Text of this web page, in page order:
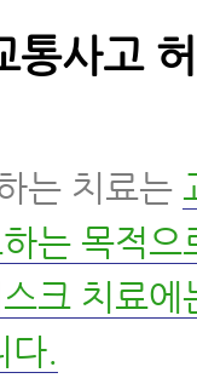
통사고
는 치료는
는 목적으
크 치료에
다.